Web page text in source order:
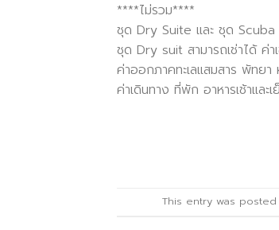
****ไม่รวม****
ชุด Dry Suite และ ชุด Scuba
ชุด Dry suit สามารถเช่าได้ ค่
ค่าออกภาคทะเลแสมสาร พัทย
ค่าเดินทาง ที่พัก อาหารเช้าและ
This entry was posted